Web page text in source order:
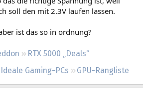
RTX 5000 „Deals“
Ideale Gaming-PCs
GPU-Rangliste
soll den mit 2.3V laufen lassen.
ist das so in ordnung?